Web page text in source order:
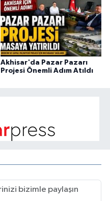
Akhisar'da Pazar Pazarı
Projesi Önemli Adım Atıldı